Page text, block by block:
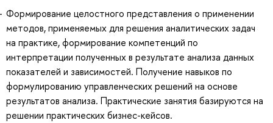
Формирование целостного представления о применении
методов, применяемых для решения аналитических задач
на практике, формирование компетенций по
интерпретации полученных в результате анализа данных
показателей и зависимостей. Получение навыков по
формулированию управленческих решений на основе
результатов анализа. Практические занятия базируются на
решении практических бизнес-кейсов.